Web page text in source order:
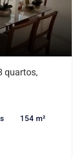
quartos,
154 m²